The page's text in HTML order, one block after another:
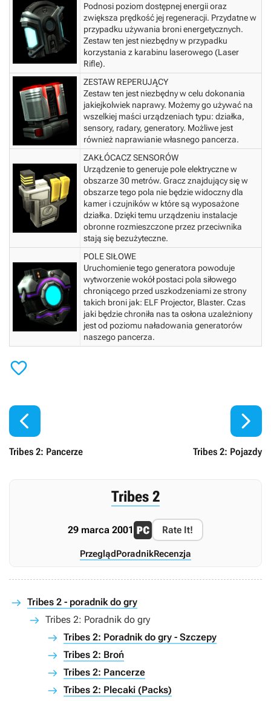
Podnosi poziom dostępnej energii oraz
zwiększa prędkość jej regeneracji. Przydatne w
przypadku używania broni energetycznych.
Zestaw ten jest niezbędny w przypadku
korzystania z karabinu laserowego (Laser
Rifle).
ZESTAW REPERUJĄCY
Zestaw ten jest niezbędny w celu dokonania
jakiejkolwiek naprawy. Możemy go używać na
wszelkiej maści urządzeniach typu: działka,
sensory, radary, generatory. Możliwe jest
również naprawianie własnego pancerza.
ZAKŁÓCACZ SENSORÓW
Urządzenie to generuje pole elektryczne w
obszarze 30 metrów. Gracz znajdujący się w
obszarze tego pola nie będzie widoczny dla
kamer i czujników w które są wyposażone
działka. Dzięki temu urządzeniu instalacje
obronne rozmieszczone przez przeciwnika
stają się bezużyteczne.
POLE SIŁOWE
Uruchomienie tego generatora powoduje
wytworzenie wokół postaci pola siłowego
chroniącego przed uszkodzeniami ze strony
takich broni jak: ELF Projector, Blaster. Czas
jaki będzie chroniła nas ta osłona uzależniony
jest od poziomu naładowania generatorów
naszego pancerza.


Tribes 2: Pancerze Tribes 2: Pojazdy

Tribes 2
29 marca 2001 Rate It!
PrzeglądPoradnikRecenzja
Tribes 2 - poradnik do gry
Tribes 2: Poradnik do gry
Tribes 2: Poradnik do gry - Szczepy
Tribes 2: Broń
Tribes 2: Pancerze
Tribes 2: Plecaki (Packs)